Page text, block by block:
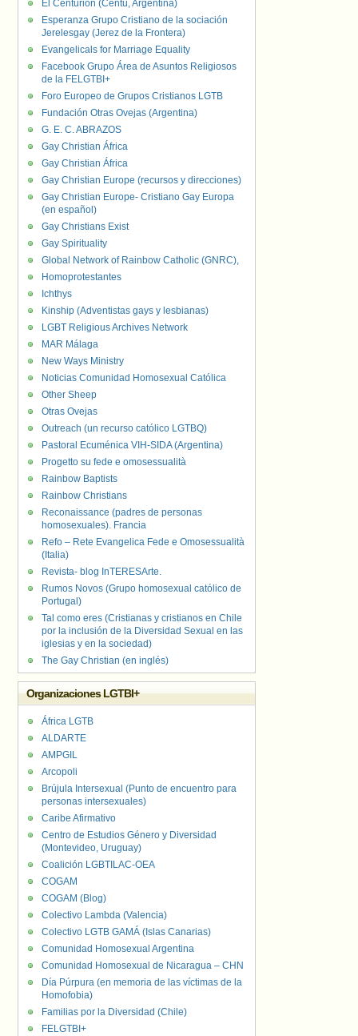
El Centurión (Centu, Argentina)
Esperanza Grupo Cristiano de la sociación
Jerelesgay (Jerez de la Frontera)
Evangelicals for Marriage Equality
Facebook Grupo Área de Asuntos Religiosos
de la FELGTBI+
Foro Europeo de Grupos Cristianos LGTB
Fundación Otras Ovejas (Argentina)
G. E. C. ABRAZOS
Gay Christian África
Gay Christian África
Gay Christian Europe (recursos y direcciones)
Gay Christian Europe- Cristiano Gay Europa
(en español)
Gay Christians Exist
Gay Spirituality
Global Network of Rainbow Catholic (GNRC),
Homoprotestantes
Ichthys
Kinship (Adventistas gays y lesbianas)
LGBT Religious Archives Network
MAR Málaga
New Ways Ministry
Noticias Comunidad Homosexual Católica
Other Sheep
Otras Ovejas
Outreach (un recurso católico LGTBQ)
Pastoral Ecuménica VIH-SIDA (Argentina)
Progetto su fede e omosessualità
Rainbow Baptists
Rainbow Christians
Reconaissance (padres de personas
homosexuales). Francia
Refo – Rete Evangelica Fede e Omosessualità
(Italia)
Revista- blog InTERESArte.
Rumos Novos (Grupo homosexual católico de
Portugal)
Tal como eres (Cristianas y cristianos en Chile
por la inclusión de la Diversidad Sexual en las
iglesias y en la sociedad)
The Gay Christian (en inglés)
Organizaciones LGTBI+
África LGTB
ALDARTE
AMPGIL
Arcopoli
Brújula Intersexual (Punto de encuentro para
personas intersexuales)
Caribe Afirmativo
Centro de Estudios Género y Diversidad
(Montevideo, Uruguay)
Coalición LGBTILAC-OEA
COGAM
COGAM (Blog)
Colectivo Lambda (Valencia)
Colectivo LGTB GAMÁ (Islas Canarias)
Comunidad Homosexual Argentina
Comunidad Homosexual de Nicaragua – CHN
Día Púrpura (en memoria de las víctimas de la
Homofobia)
Familias por la Diversidad (Chile)
FELGTBI+